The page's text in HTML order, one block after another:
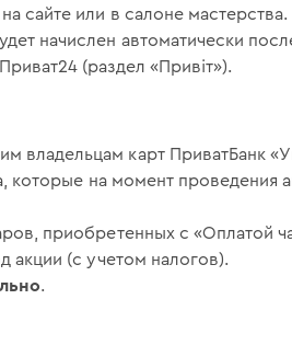
сайте или в салоне мастерства.
начислен автоматически
(раздел «Привіт»).
карт ПриватБанк
которые на момент проведения
приобретенных с «Оплатой
акции (с учетом налогов).
.